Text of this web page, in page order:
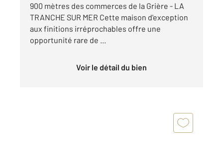
900 mètres des commerces de la Grière - LA
TRANCHE SUR MER Cette maison d'exception
aux finitions irréprochables offre une
opportunité rare de ...
Voir le détail du bien